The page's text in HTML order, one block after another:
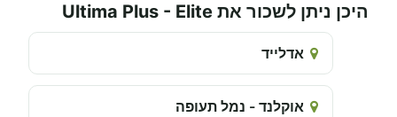
היכן ניתן לשכור את Ultima Plus - Elite
אדלייד
אוקלנד - נמל תעופה